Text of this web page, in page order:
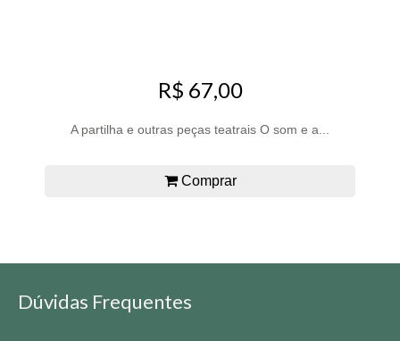
R$ 67,00
A partilha e outras peças teatrais O som e a...
Comprar
Dúvidas Frequentes